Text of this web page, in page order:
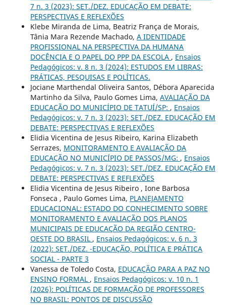
7 n. 3 (2023): SET./DEZ. EDUCAÇÃO EM DEBATE:
PERSPECTIVAS E REFLEXÕES
Klebe Miranda de Lima, Beatriz França de Morais,
Tânia Mara Rezende Machado, A IDENTIDADE
PROFISSIONAL NA PERSPECTIVA DA HUMANA
DOCÊNCIA E O PAPEL DO PPP DA ESCOLA , Ensaios
Pedagógicos: v. 8 n. 3 (2024): ESTUDOS EM LIBRAS:
PRÁTICAS, PESQUISAS E POLÍTICAS.
Jociane Marthendal Oliveira Santos, Débora Aparecida
Martinho da Silva, Paulo Gomes Lima, AVALIAÇÃO DA
EDUCAÇÃO DO MUNICÍPIO DE TATUÍ/SP: , Ensaios
Pedagógicos: v. 7 n. 3 (2023): SET./DEZ. EDUCAÇÃO EM
DEBATE: PERSPECTIVAS E REFLEXÕES
Elidia Vicentina de Jesus Ribeiro, Karina Elizabeth
Serrazes, MONITORAMENTO E AVALIAÇÃO DA
EDUCAÇÃO NO MUNICÍPIO DE PASSOS/MG: , Ensaios
Pedagógicos: v. 7 n. 3 (2023): SET./DEZ. EDUCAÇÃO EM
DEBATE: PERSPECTIVAS E REFLEXÕES
Elidia Vicentina de Jesus Ribeiro , Ione Barbosa
Fonseca , Paulo Gomes Lima, PLANEJAMENTO
EDUCACIONAL: ESTADO DO CONHECIMENTO SOBRE
MONITORAMENTO E AVALIAÇÃO DOS PLANOS
MUNICIPAIS DE EDUCAÇÃO DA REGIÃO CENTRO-
OESTE DO BRASIL , Ensaios Pedagógicos: v. 6 n. 3
(2022): SET./DEZ. -EDUCAÇÃO, POLÍTICA E PRÁTICA
SOCIAL - PARTE 3
Vanessa de Toledo Costa, EDUCAÇÃO PARA A PAZ NO
ENSINO FORMAL , Ensaios Pedagógicos: v. 10 n. 1
(2026): POLÍTICAS DE FORMAÇÃO DE PROFESSORES
NO BRASIL: PONTOS DE DISCUSSÃO